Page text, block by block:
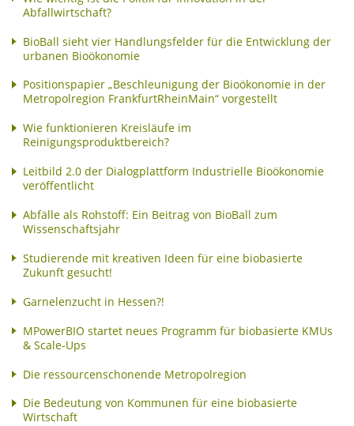
Abfallwirtschaft?
BioBall sieht vier Handlungsfelder für die Entwicklung der
urbanen Bioökonomie
Positionspapier „Beschleunigung der Bioökonomie in der
Metropolregion FrankfurtRheinMain“ vorgestellt
Wie funktionieren Kreisläufe im
Reinigungsproduktbereich?
Leitbild 2.0 der Dialogplattform Industrielle Bioökonomie
veröffentlicht
Abfälle als Rohstoff: Ein Beitrag von BioBall zum
Wissenschaftsjahr
Studierende mit kreativen Ideen für eine biobasierte
Zukunft gesucht!
Garnelenzucht in Hessen?!
MPowerBIO startet neues Programm für biobasierte KMUs
& Scale-Ups
Die ressourcenschonende Metropolregion
Die Bedeutung von Kommunen für eine biobasierte
Wirtschaft